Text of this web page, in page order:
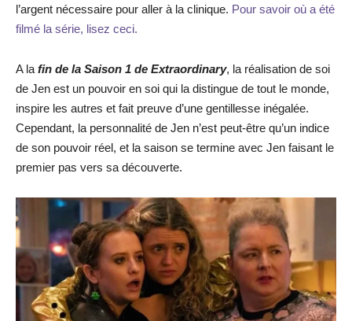
l’argent nécessaire pour aller à la clinique. Pour savoir où a été
filmé la série, lisez ceci.
A la fin de la Saison 1 de Extraordinary, la réalisation de soi
de Jen est un pouvoir en soi qui la distingue de tout le monde,
inspire les autres et fait preuve d’une gentillesse inégalée.
Cependant, la personnalité de Jen n’est peut-être qu’un indice
de son pouvoir réel, et la saison se termine avec Jen faisant le
premier pas vers sa découverte.